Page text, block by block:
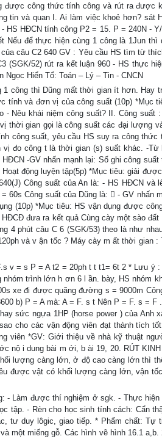
được công thức tính công và rút ra được
tin và quan I. Ai làm việc khoẻ hơn? sát
HĐCN tính công P2 = 15. P = 240N -
để thực hiện cùng 1 công là 1Jun thì
câu C2 640 GV : Yêu cầu HS tìm từ
(SGK/52) rút ra kết luận 960 - HS thực
Hiển Tổ: Toán – Lý – Tin - CNCN
1 công thì Dũng mất thời gian ít hơn. Hay
và đơn vị của công suất (10p) *Mục
Nêu khái niệm công suất? II. Công suất
thời gian gọi là công suất các đại lượng
công suất, yêu cầu HS suy ra công thức
đo công t là thời gian (s) suất khác. -
-GV nhấn mạnh lại: Số ghi công
động luyện tập(5p) *Mục tiêu: giải
Công suất của An là: - HS HĐCN và
60s Công suất của Dũng là:  - GV nhấn
(10p) *Mục tiêu: HS vận dụng được
đưa ra kết quả Cùng cày một sào
4 phút câu C 6 (SGK/53) theo là như
và v ận tốc ? Máy cày m ất thời gian :
v = s P = A t2 = 20ph t t t1= 6t 2 * Lưu ý
trình lớn h ơn 6 l ần. bày, HS nhóm
xe đi được quãng đường s = 9000m
b) P = A mà: A = F. s t Nên P = F. s =
sức ngựa 1HP (horse power ) của Anh
cho các vận động viên đạt thành tích
viên *GV: Giới thiệu về nhà kỹ thuật
nộ i dung bài m ới, b ài 19, 20. RÚT
lượng càng lớn, ở độ cao càng lớn thì
được vật có khối lượng càng lớn, vận
- Làm được thí nghiệm ở sgk. - Thực
tập. - Rèn cho học sinh tính cách: Cẩn
tư duy lôgic, giao tiếp. * Phẩm chất: Tự
một miếng gỗ. Các hình vẽ hình 16.1